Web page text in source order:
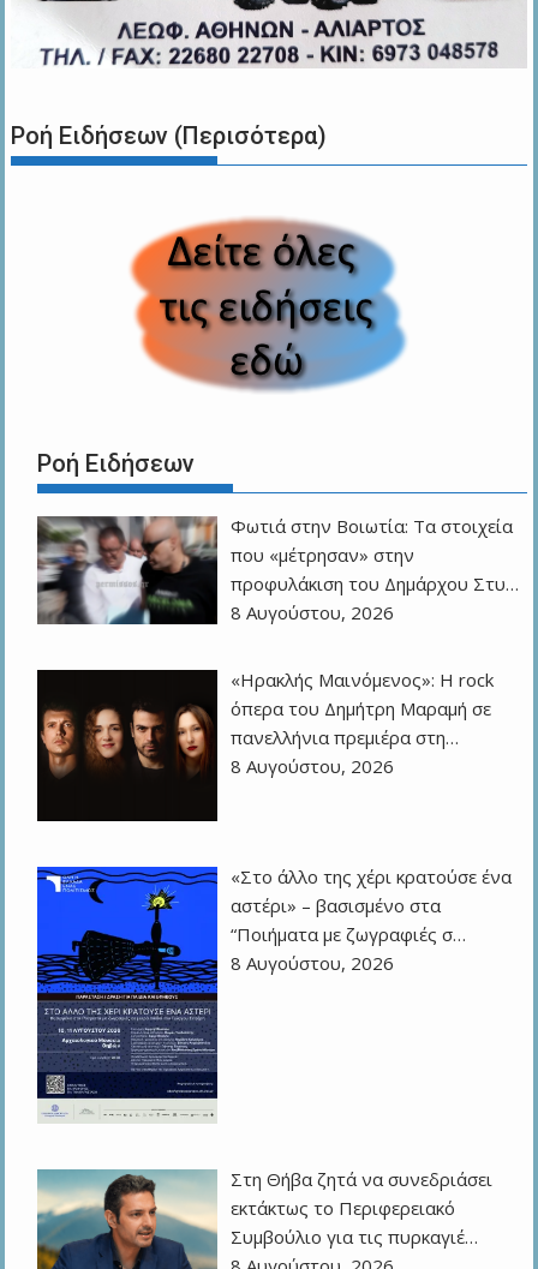
Ροή Ειδήσεων (Περισότερα)
Ροή Ειδήσεων
Φωτιά στην Βοιωτία: Τα στοιχεία
που «μέτρησαν» στην
προφυλάκιση του Δημάρχου Στυ…
8 Αυγούστου, 2026
«Ηρακλής Μαινόμενος»: H rock
όπερα του Δημήτρη Μαραμή σε
πανελλήνια πρεμιέρα στη…
8 Αυγούστου, 2026
«Στο άλλο της χέρι κρατούσε ένα
αστέρι» – βασισμένο στα
“Ποιήματα με ζωγραφιές σ…
8 Αυγούστου, 2026
Στη Θήβα ζητά να συνεδριάσει
εκτάκτως το Περιφερειακό
Συμβούλιο για τις πυρκαγιέ…